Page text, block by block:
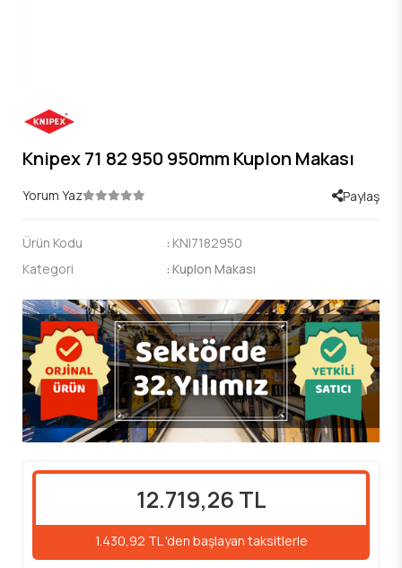
Knipex 71 82 950 950mm Kuplon Makası
Yorum Yaz Paylaş
Ürün Kodu : KNI7182950
Kategori
: Kuplon Makası
12.719,26 TL
1.430,92 TL 'den başlayan taksitlerle